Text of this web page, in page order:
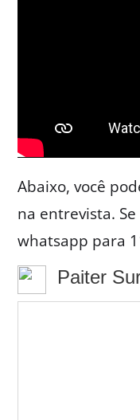
Abaixo, você
na entrevista.
whatsapp para
Paiter